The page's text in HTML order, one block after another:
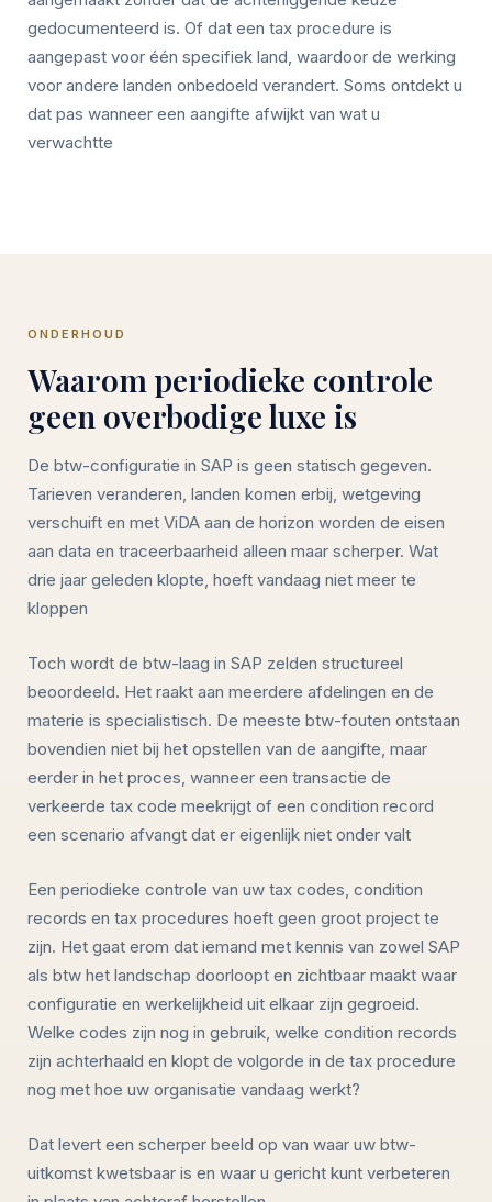
gedocumenteerd is. Of dat een tax procedure is
aangepast voor één specifiek land, waardoor de werking
voor andere landen onbedoeld verandert. Soms ontdekt u
dat pas wanneer een aangifte afwijkt van wat u
verwachtte
ONDERHOUD
Waarom periodieke controle
geen overbodige luxe is
De btw-configuratie in SAP is geen statisch gegeven.
Tarieven veranderen, landen komen erbij, wetgeving
verschuift en met ViDA aan de horizon worden de eisen
aan data en traceerbaarheid alleen maar scherper. Wat
drie jaar geleden klopte, hoeft vandaag niet meer te
kloppen
Toch wordt de btw-laag in SAP zelden structureel
beoordeeld. Het raakt aan meerdere afdelingen en de
materie is specialistisch. De meeste btw-fouten ontstaan
bovendien niet bij het opstellen van de aangifte, maar
eerder in het proces, wanneer een transactie de
verkeerde tax code meekrijgt of een condition record
een scenario afvangt dat er eigenlijk niet onder valt
Een periodieke controle van uw tax codes, condition
records en tax procedures hoeft geen groot project te
zijn. Het gaat erom dat iemand met kennis van zowel SAP
als btw het landschap doorloopt en zichtbaar maakt waar
configuratie en werkelijkheid uit elkaar zijn gegroeid.
Welke codes zijn nog in gebruik, welke condition records
zijn achterhaald en klopt de volgorde in de tax procedure
nog met hoe uw organisatie vandaag werkt?
Dat levert een scherper beeld op van waar uw btw-
uitkomst kwetsbaar is en waar u gericht kunt verbeteren